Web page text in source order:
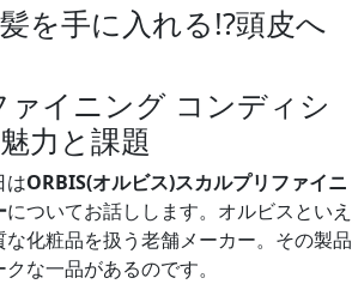
を手に入れる!?頭皮へ
イニング コンディシ
力と課題
はORBIS(オルビス)スカルプリファイニ
についてお話しします。オルビスといえ
化粧品を扱う老舗メーカー。その製品
な一品があるのです。